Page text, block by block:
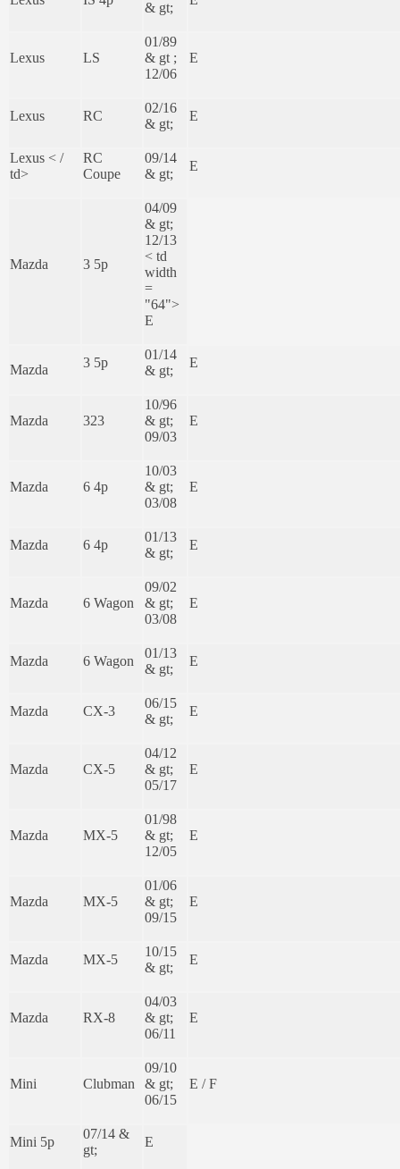
& gt;
Lexus LS
01/89
& gt ;
12/06
E
Lexus RC
02/16
& gt;
E
Lexus < /
td>
RC
Coupe
09/14
& gt;
E
Mazda 3 5p
04/09
& gt;
12/13
< td
width
=
"64">
E
Mazda 3 5p
01/14
& gt;
E
Mazda 323
10/96
& gt;
09/03
E
Mazda 6 4p
10/03
& gt;
03/08
E
Mazda 6 4p
01/13
& gt;
E
Mazda 6 Wagon
09/02
& gt;
03/08
E
Mazda 6 Wagon
01/13
& gt;
E
Mazda CX-3
06/15
& gt;
E
Mazda CX-5
04/12
& gt;
05/17
E
Mazda MX-5
01/98
& gt;
12/05
E
Mazda MX-5
01/06
& gt;
09/15
E
Mazda MX-5
10/15
& gt;
E
Mazda RX-8
04/03
& gt;
06/11
E
Mini Clubman
09/10
& gt;
06/15
E / F
Mini 5p
07/14 &
gt;
E